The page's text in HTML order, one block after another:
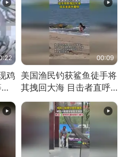
鸡
00:09
美国渔民钓获鲨鱼徒手将
其拽回大海 目击者直呼
震惊 （视频来源：参考
消息）